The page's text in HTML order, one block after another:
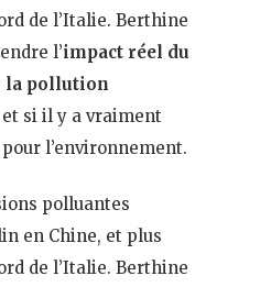
de l’Italie. Berthine
l’impact réel du
la pollution
et si il y a vraiment
l’environnement.
polluantes
en Chine, et plus
de l’Italie. Berthine